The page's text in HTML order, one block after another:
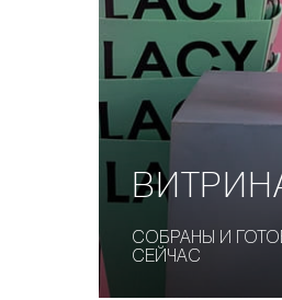
СОБРАНЫ И
СЕЙЧАС